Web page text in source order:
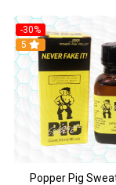
-30%
5
Popper Pig